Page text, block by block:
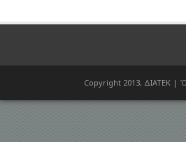
Copyright 2013, ΔΙΑΤΕΚ |